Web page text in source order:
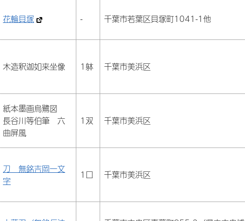
花輪貝塚 - 千葉市若葉区貝塚町1041-1他
木造釈迦如来坐像 1躰 千葉市美浜区
紙本墨画烏鷺図
長谷川等伯筆 六
曲屏風
1双 千葉市美浜区
刀 無銘吉岡一文
字
1口 千葉市美浜区